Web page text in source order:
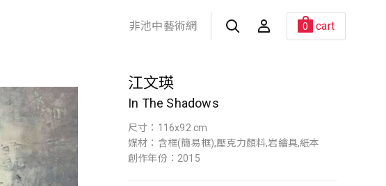
非池中藝術網 0 cart
江文瑛
In The Shadows
尺寸：116x92 cm
媒材：含框(簡易框),壓克力顏料,岩繪具,紙本
創作年份：2015